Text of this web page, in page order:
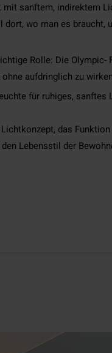
sanftem, indirektem
wo man es braucht,
Rolle: Die Olympic-
aufdringlich zu
für ruhiges, sanftes
das
Lebensstil der